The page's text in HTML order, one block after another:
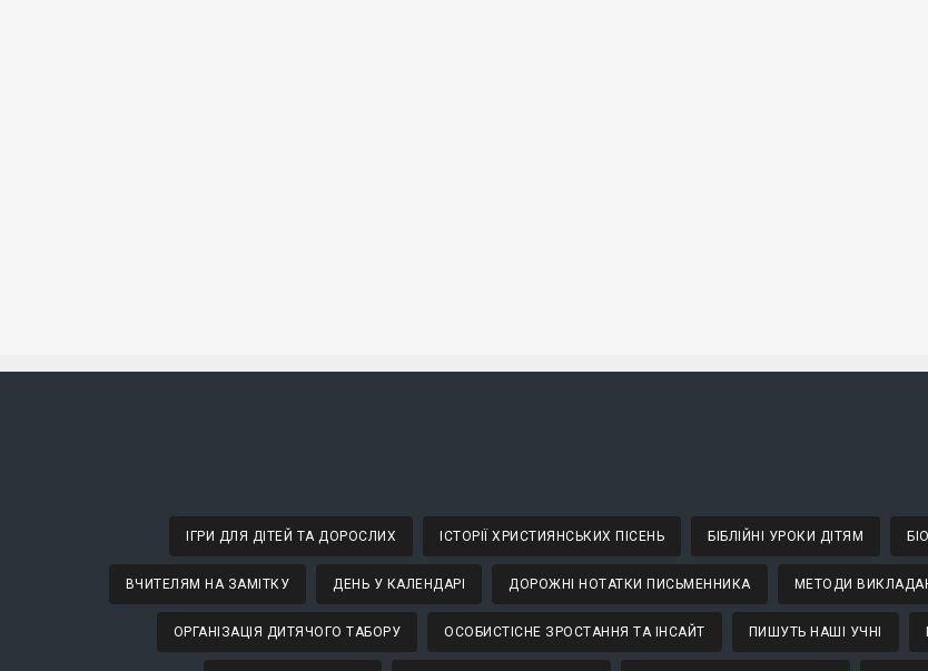
ІГРИ ДЛЯ ДІТЕЙ ТА ДОРОСЛИХ ІСТОРІЇ ХРИСТИЯНСЬКИХ ПІСЕНЬ БІБЛІЙНІ УРОКИ ДІТЯМ
ВЧИТЕЛЯМ НА ЗАМІТКУ ДЕНЬ У КАЛЕНДАРІ ДОРОЖНІ НОТАТКИ ПИСЬМЕННИКА МЕТОДИ
ОРГАНІЗАЦІЯ ДИТЯЧОГО ТАБОРУ ОСОБИСТІСНЕ ЗРОСТАННЯ ТА ІНСАЙТ ПИШУТЬ НАШІ УЧНІ